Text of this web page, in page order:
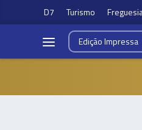
D7 Turismo
EdiçãoImpressa